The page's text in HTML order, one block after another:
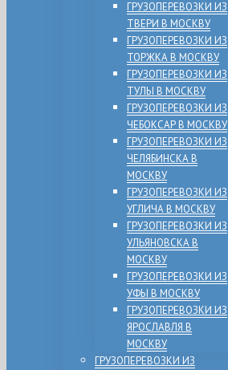
ГРУЗОПЕРЕВОЗКИ ИЗ
ТВЕРИ В МОСКВУ
ГРУЗОПЕРЕВОЗКИ ИЗ
ТОРЖКА В МОСКВУ
ГРУЗОПЕРЕВОЗКИ ИЗ
ТУЛЫ В МОСКВУ
ГРУЗОПЕРЕВОЗКИ ИЗ
ЧЕБОКСАР В МОСКВУ
ГРУЗОПЕРЕВОЗКИ ИЗ
ЧЕЛЯБИНСКА В
МОСКВУ
ГРУЗОПЕРЕВОЗКИ ИЗ
УГЛИЧА В МОСКВУ
ГРУЗОПЕРЕВОЗКИ ИЗ
УЛЬЯНОВСКА В
МОСКВУ
ГРУЗОПЕРЕВОЗКИ ИЗ
УФЫ В МОСКВУ
ГРУЗОПЕРЕВОЗКИ ИЗ
ЯРОСЛАВЛЯ В
МОСКВУ
ГРУЗОПЕРЕВОЗКИ ИЗ